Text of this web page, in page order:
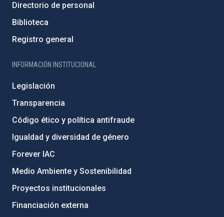
Directorio de personal
Biblioteca
Registro general
INFORMACIÓN INSTITUCIONAL
Legislación
Transparencia
Código ético y política antifraude
Igualdad y diversidad de género
Forever IAC
Medio Ambiente y Sostenibilidad
Proyectos institucionales
Financiación externa